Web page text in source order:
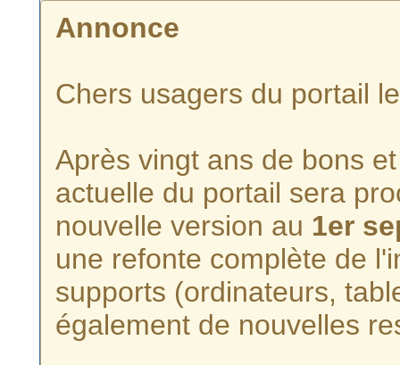
Annonce
Chers usagers du portail
Après vingt ans de bons
actuelle du portail sera
nouvelle version au 1er
une refonte complète de
supports (ordinateurs,
également de nouvelles